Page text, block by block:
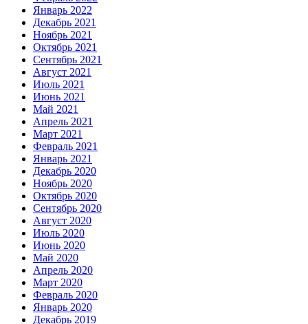
Январь 2022
Декабрь 2021
Ноябрь 2021
Октябрь 2021
Сентябрь 2021
Август 2021
Июль 2021
Июнь 2021
Май 2021
Апрель 2021
Март 2021
Февраль 2021
Январь 2021
Декабрь 2020
Ноябрь 2020
Октябрь 2020
Сентябрь 2020
Август 2020
Июль 2020
Июнь 2020
Май 2020
Апрель 2020
Март 2020
Февраль 2020
Январь 2020
Декабрь 2019